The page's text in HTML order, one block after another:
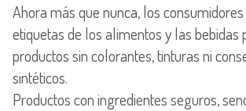
Ahora más que nunca, los
etiquetas de los alimentos y las bebidas
productos sin colorantes, tinturas ni
sintéticos.
Productos con ingredientes seguros,